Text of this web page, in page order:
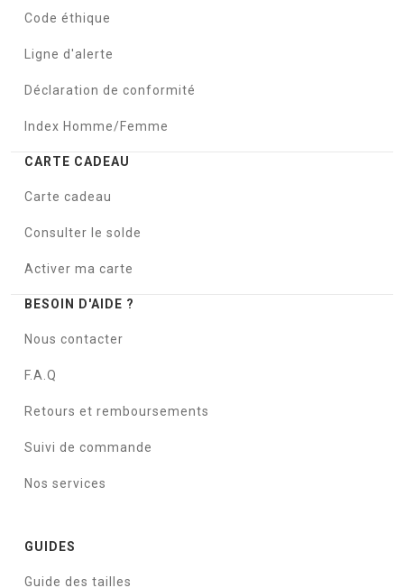
Code éthique
Ligne d'alerte
Déclaration de conformité
Index Homme/Femme
CARTE CADEAU
Carte cadeau
Consulter le solde
Activer ma carte
BESOIN D'AIDE ?
Nous contacter
F.A.Q
Retours et remboursements
Suivi de commande
Nos services
GUIDES
Guide des tailles